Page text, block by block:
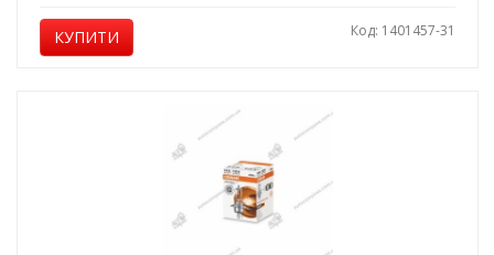
КУПИТИ Код: 1401457-31